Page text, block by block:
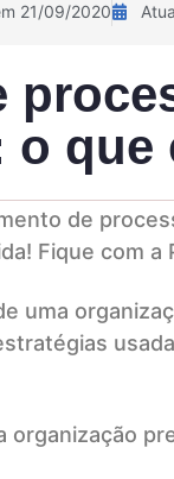
21/09/2020
o que
de
Fique com a
uma
organização